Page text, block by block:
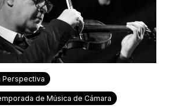
Perspectiva
de Música de Cámara